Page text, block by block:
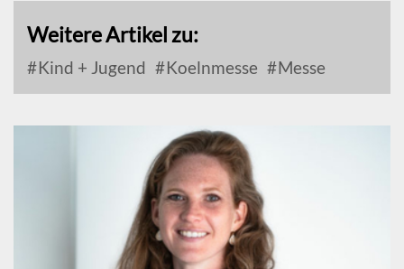
Weitere Artikel zu:
Kind + Jugend Koelnmesse Messe